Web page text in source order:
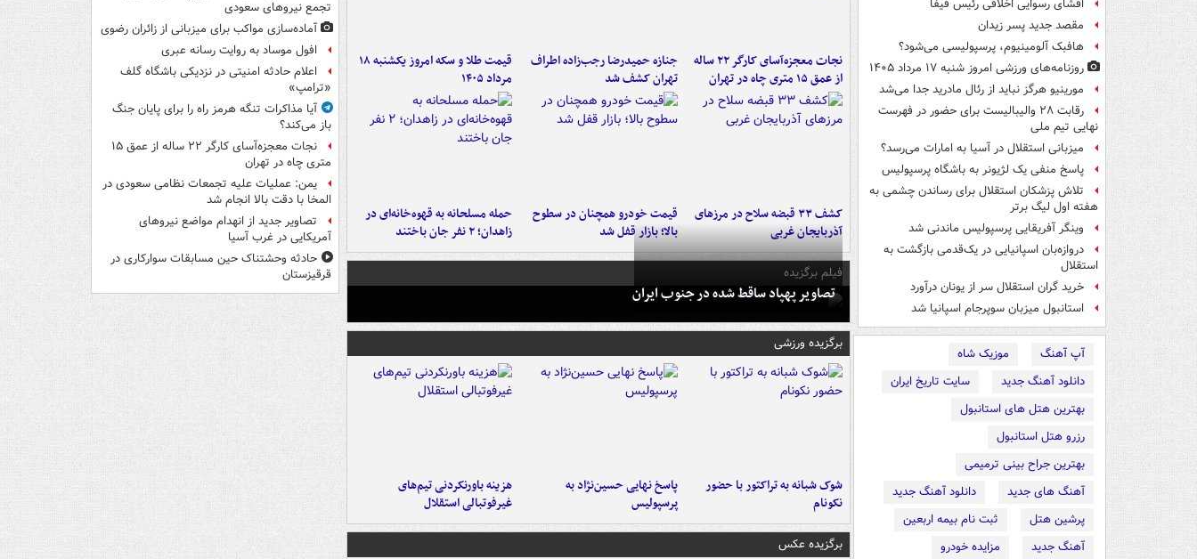
افشای رسوایی اخلاقی رئیس فیفا
مقصد جدید پسر زیدان
هافبک آلومینیوم، پرسپولیسی می‌شود؟
روزنامه‌های ورزشی امروز ‌شنبه ۱۷ مرداد ۱۴۰۵
مورینیو هرگز نباید از رئال مادرید جدا می‌شد
رقابت ۲۸ والیبالیست برای حضور در فهرست
نهایی تیم ملی
میزبانی استقلال در آسیا به امارات می‌رسد؟
پاسخ منفی یک لژیونر به باشگاه پرسپولیس
تلاش پزشکان استقلال برای رساندن چشمی به
هفته اول لیگ برتر
وینگر آفریقایی پرسپولیس ماندنی شد
دروازه‌بان اسپانیایی در یک‌قدمی بازگشت به
استقلال
خرید گران استقلال سر از یونان درآورد
استانبول میزبان سوپرجام اسپانیا شد
آپ آهنگ
موزیک شاه
دانلود آهنگ جدید
سایت تاریخ ایران
بهترین هتل های استانبول
رزرو هتل استانبول
بهترین جراح بینی ترمیمی
آهنگ های جدید
دانلود آهنگ جدید
پرشین هتل
ثبت نام بیمه اربعین
آهنگ جدید
مزایده خودرو
نجات معجزه‌آسای کارگر ۲۲ ساله
از عمق ۱۵ متری چاه در تهران
جنازه حمیدرضا رجب‌زاده اطراف
تهران کشف شد
قیمت طلا و سکه امروز یکشنبه ۱۸
مرداد ۱۴۰۵
کشف ۳۳ قبضه سلاح در مرزهای
آذربایجان غربی
قیمت خودرو همچنان در سطوح
بالا؛ بازار قفل شد
حمله مسلحانه به قهوه‌خانه‌ای در
زاهدان؛ ۲ نفر جان باختند
فیلم برگزیده
تصاویر پهپاد ساقط شده در جنوب ایران
برگزیده ورزشی
شوک شبانه به تراکتور با حضور
نکونام
پاسخ نهایی حسین‌نژاد به
پرسپولیس
هزینه باورنکردنی تیم‌های
غیرفوتبالی استقلال
برگزیده عکس
تجمع نیروهای سعودی
آماده‌سازی مواکب برای میزبانی از زائران رضوی
افول موساد به روایت رسانه عبری
اعلام حادثه امنیتی در نزدیکی باشگاه گلف
«ترامپ»
آیا مذاکرات تنگه هرمز راه را برای پایان جنگ
باز می‌کند؟
نجات معجزه‌آسای کارگر ۲۲ ساله از عمق ۱۵
متری چاه در تهران
یمن: عملیات علیه تجمعات نظامی سعودی در
المخا با دقت بالا انجام شد
تصاویر جدید از انهدام مواضع نیروهای
آمریکایی در غرب آسیا
حادثه وحشتناک حین مسابقات سوارکاری در
قرقیزستان